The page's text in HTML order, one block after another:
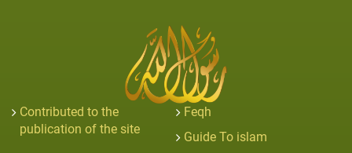
Contributed to the
publication of the site
Feqh
Guide To islam